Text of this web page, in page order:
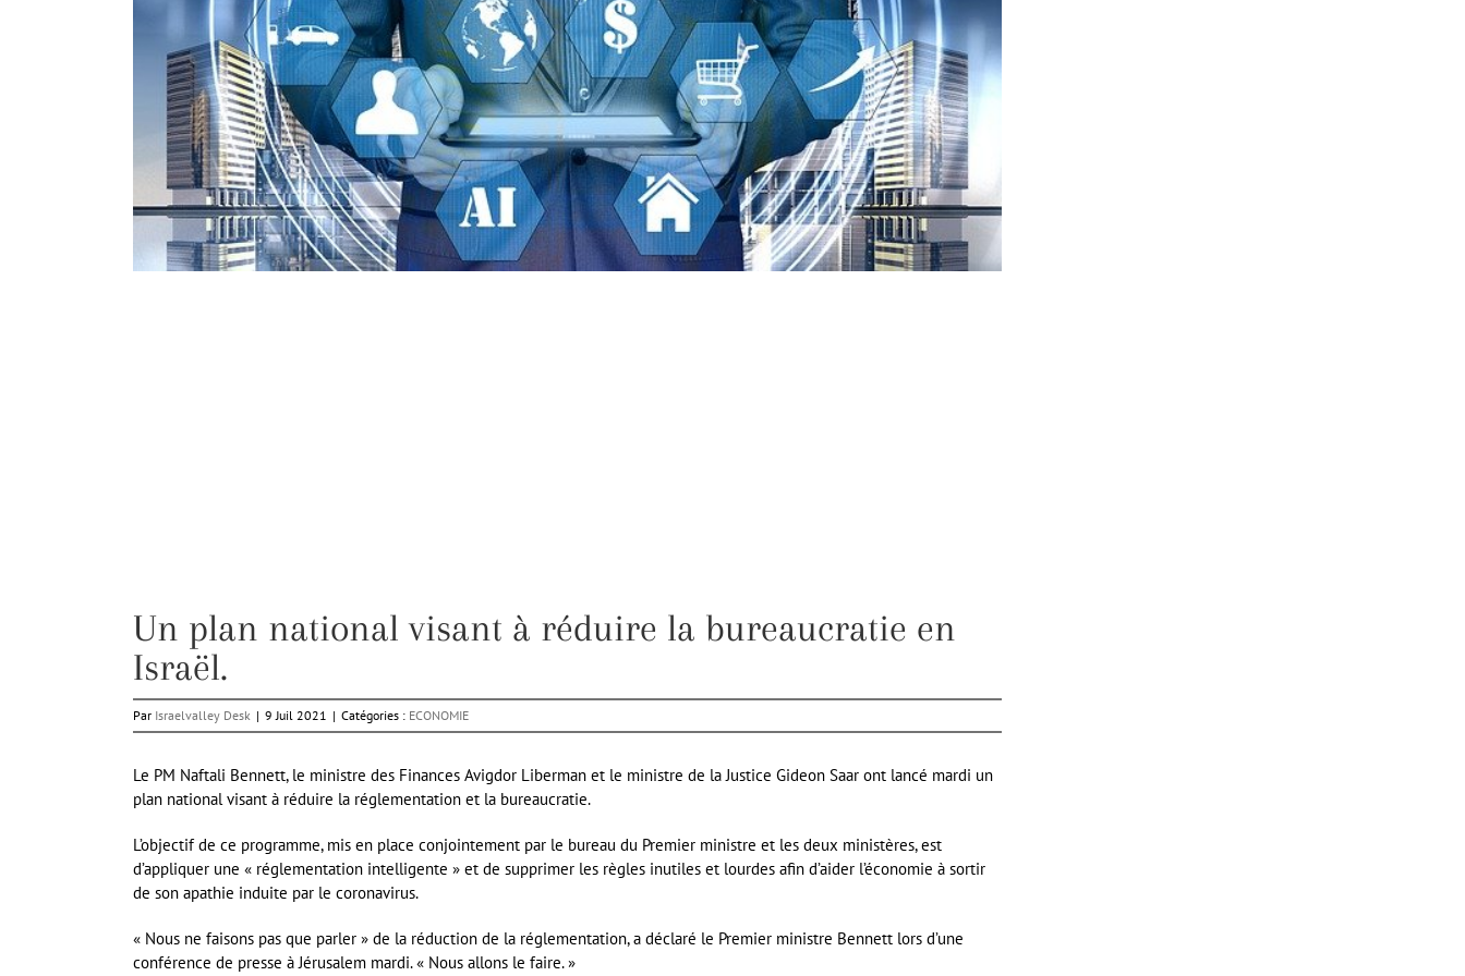
Un plan national visant à réduire la bureaucratie en
Israël.
Par Israelvalley Desk | 9 Juil 2021 | Catégories : ECONOMIE
Le PM Naftali Bennett, le ministre des Finances Avigdor Liberman et le ministre de la Justice Gideon Saar ont lancé mardi un
plan national visant à réduire la réglementation et la bureaucratie.
L’objectif de ce programme, mis en place conjointement par le bureau du Premier ministre et les deux ministères, est
d’appliquer une « réglementation intelligente » et de supprimer les règles inutiles et lourdes afin d’aider l’économie à sortir
de son apathie induite par le coronavirus.
« Nous ne faisons pas que parler » de la réduction de la réglementation, a déclaré le Premier ministre Bennett lors d’une
conférence de presse à Jérusalem mardi. « Nous allons le faire. »